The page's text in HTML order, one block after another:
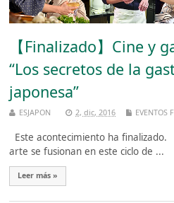
【Finalizado】Cine y
“Los secretos de la
japonesa”
ESJAPON 2, dic, 2016 EVENTOS
Este acontecimiento ha
arte se fusionan en este ciclo de ...
Leer más »